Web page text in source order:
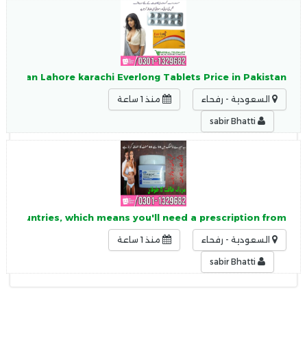
Lahore karachi Everlong Tablets Price in Pakistan.
السعودية - رفحاء منذ 1 ساعة
countries, which means you'll need a prescription from
السعودية - رفحاء منذ 1 ساعة